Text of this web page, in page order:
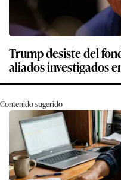
Trump desiste del
aliados investigados
Contenido sugerido